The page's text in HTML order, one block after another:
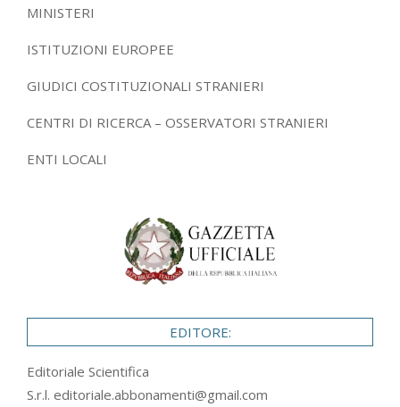
MINISTERI
ISTITUZIONI EUROPEE
GIUDICI COSTITUZIONALI STRANIERI
CENTRI DI RICERCA – OSSERVATORI STRANIERI
ENTI LOCALI
EDITORE:
Editoriale Scientifica
S.r.l. editoriale.abbonamenti@gmail.com